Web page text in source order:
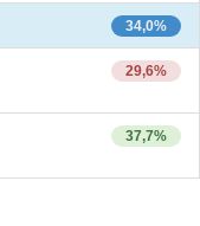
34,0%
29,6%
37,7%